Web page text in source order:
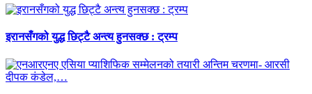
इरानसँगको युद्ध छिट्टै अन्त्य हुनसक्छ : ट्रम्प